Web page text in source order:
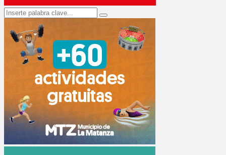
Search
for:
Search